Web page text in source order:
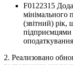
F0122315
мінімального
(звітний) рік,
підприємцями
2. Реализовано